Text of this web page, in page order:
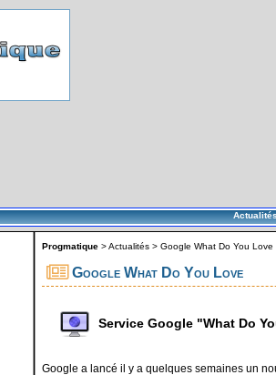
Progmatique >Actualités > Google What Do You Love
Google What Do You Love
Service Google "What Do
Google a lancé il y a quelques semaines un